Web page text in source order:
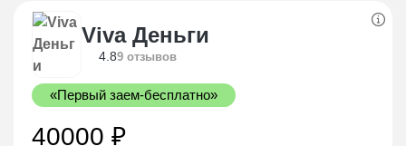
Viva Деньги
4.89 отзывов
«Первый заем-бесплатно»
40000 ₽